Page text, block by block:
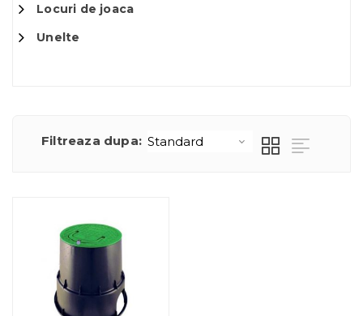
Locuri de joaca
Unelte
Filtreaza dupa: